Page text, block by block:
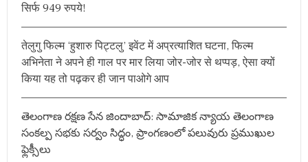
सिर्फ 949 रुपये!
तेलुगु फिल्म ‘हुशारु पिट्टलु’ इवेंट में अप्रत्याशित घटना, फिल्म
अभिनेता ने अपने ही गाल पर मार लिया जोर-जोर से थप्पड़, ऐसा क्यों
किया यह तो पढ़कर ही जान पाओगे आप
తెలంగాణ రక్షణ సేన జిందాబాద్: సామాజిక న్యాయ తెలంగాణ
సంకల్ప సభకు సర్వం సిద్ధం, ప్రాంగణంలో పలువురు ప్రముఖుల
ఫ్లెక్సీలు